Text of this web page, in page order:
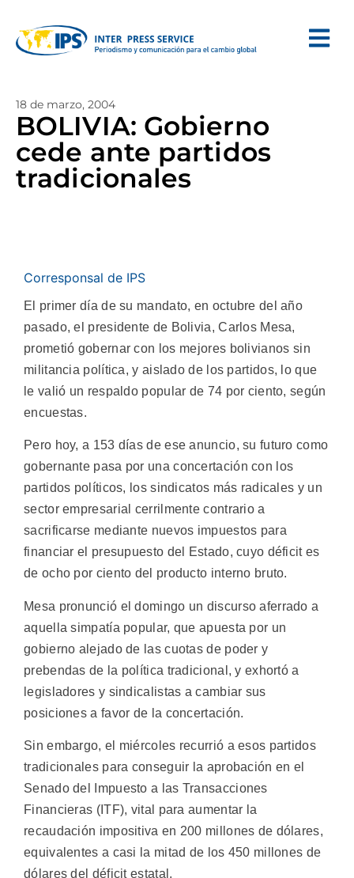
18 de marzo, 2004
BOLIVIA: Gobierno
cede ante partidos
tradicionales
Corresponsal de IPS
El primer día de su mandato, en octubre del año
pasado, el presidente de Bolivia, Carlos Mesa,
prometió gobernar con los mejores bolivianos sin
militancia política, y aislado de los partidos, lo que
le valió un respaldo popular de 74 por ciento, según
encuestas.
Pero hoy, a 153 días de ese anuncio, su futuro como
gobernante pasa por una concertación con los
partidos políticos, los sindicatos más radicales y un
sector empresarial cerrilmente contrario a
sacrificarse mediante nuevos impuestos para
financiar el presupuesto del Estado, cuyo déficit es
de ocho por ciento del producto interno bruto.
Mesa pronunció el domingo un discurso aferrado a
aquella simpatía popular, que apuesta por un
gobierno alejado de las cuotas de poder y
prebendas de la política tradicional, y exhortó a
legisladores y sindicalistas a cambiar sus
posiciones a favor de la concertación.
Sin embargo, el miércoles recurrió a esos partidos
tradicionales para conseguir la aprobación en el
Senado del Impuesto a las Transacciones
Financieras (ITF), vital para aumentar la
recaudación impositiva en 200 millones de dólares,
equivalentes a casi la mitad de los 450 millones de
dólares del déficit estatal.